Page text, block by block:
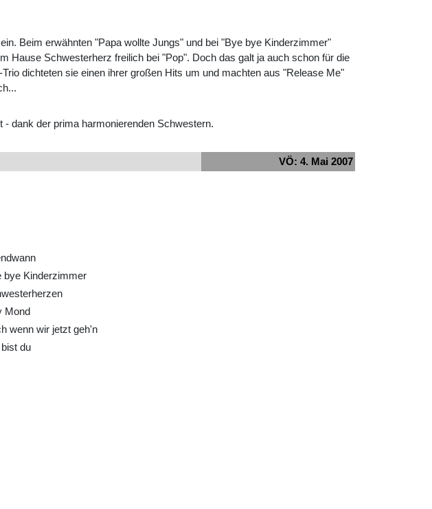
Beim erwähnten "Papa wollte Jungs" und bei "Bye bye Kinderzimmer"
Hause Schwesterherz freilich bei "Pop". Doch das galt ja auch schon für die
dichteten sie einen ihrer großen Hits um und machten aus "Release Me"
dank der prima harmonierenden Schwestern.
VÖ: 4. Mai 2007
bye Kinderzimmer
Mond
wenn wir jetzt geh'n
du